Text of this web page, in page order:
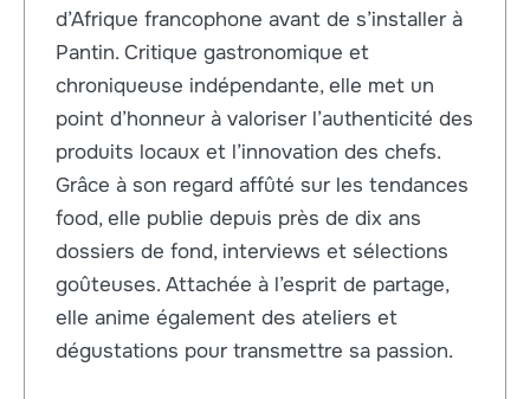
d’Afrique francophone avant de s’installer à
Pantin. Critique gastronomique et
chroniqueuse indépendante, elle met un
point d’honneur à valoriser l’authenticité des
produits locaux et l’innovation des chefs.
Grâce à son regard affûté sur les tendances
food, elle publie depuis près de dix ans
dossiers de fond, interviews et sélections
goûteuses. Attachée à l’esprit de partage,
elle anime également des ateliers et
dégustations pour transmettre sa passion.